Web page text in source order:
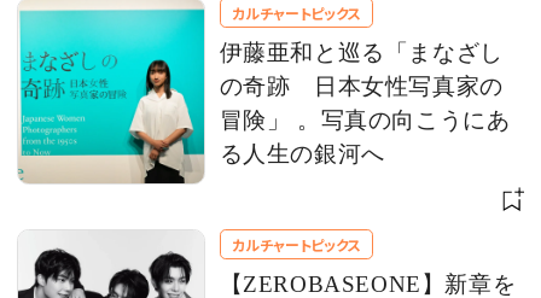
カルチャートピックス
伊藤亜和と巡る「まなざし
の奇跡 日本女性写真家の
冒険」 。写真の向こうにあ
る人生の銀河へ
カルチャートピックス
【ZEROBASEONE】新章を